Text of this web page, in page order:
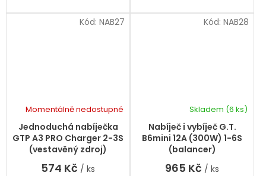
Jednoduchá nabíječka
GTP A3 PRO Charger 2-3S
(vestavěný zdroj)
Momentálně nedostupné
574 Kč / ks
Kód: NAB27
Nabíječ i vybíječ G.T.
B6mini 12A (300W) 1-6S
(balancer)
Skladem (6 ks)
965 Kč / ks
Kód: NAB28